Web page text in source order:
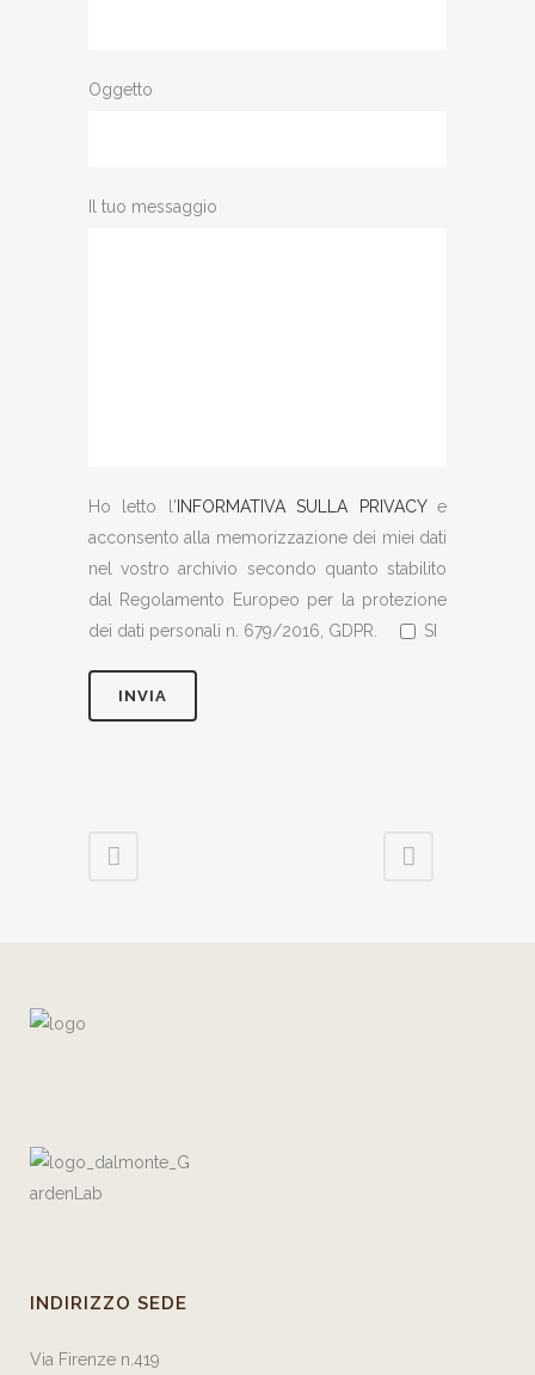
Oggetto
Il tuo messaggio
Ho letto l' INFORMATIVA SULLA PRIVACYe
acconsento alla memorizzazione dei miei dati
nel vostro archivio secondo quanto stabilito
dal Regolamento Europeo per la protezione
dei dati personali n. 679/2016, GDPR.
SI
INDIRIZZO SEDE
Via Firenze n.419